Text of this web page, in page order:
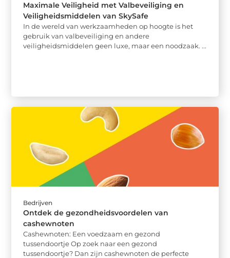
Maximale Veiligheid met Valbeveiliging en
Veiligheidsmiddelen van SkySafe
In de wereld van werkzaamheden op hoogte is het
gebruik van valbeveiliging en andere
veiligheidsmiddelen geen luxe, maar een noodzaak. ...
Bedrijven
Ontdek de gezondheidsvoordelen van
cashewnoten
Cashewnoten: Een voedzaam en gezond
tussendoortje Op zoek naar een gezond
tussendoortje? Dan zijn cashewnoten de perfecte